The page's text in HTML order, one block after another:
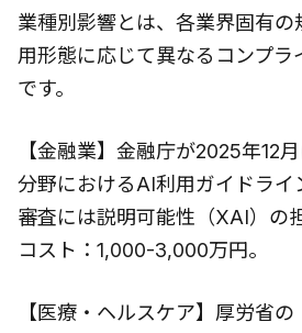
業種別影響とは、各業界固有の
用形態に応じて異なるコンプラ
です。
【金融業】金融庁が2025年12
分野におけるAI利用ガイドライ
審査には説明可能性（XAI）の
コスト：1,000-3,000万円。
【医療・ヘルスケア】厚労省